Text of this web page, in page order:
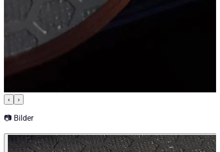
‹ ›
📷 Bilder